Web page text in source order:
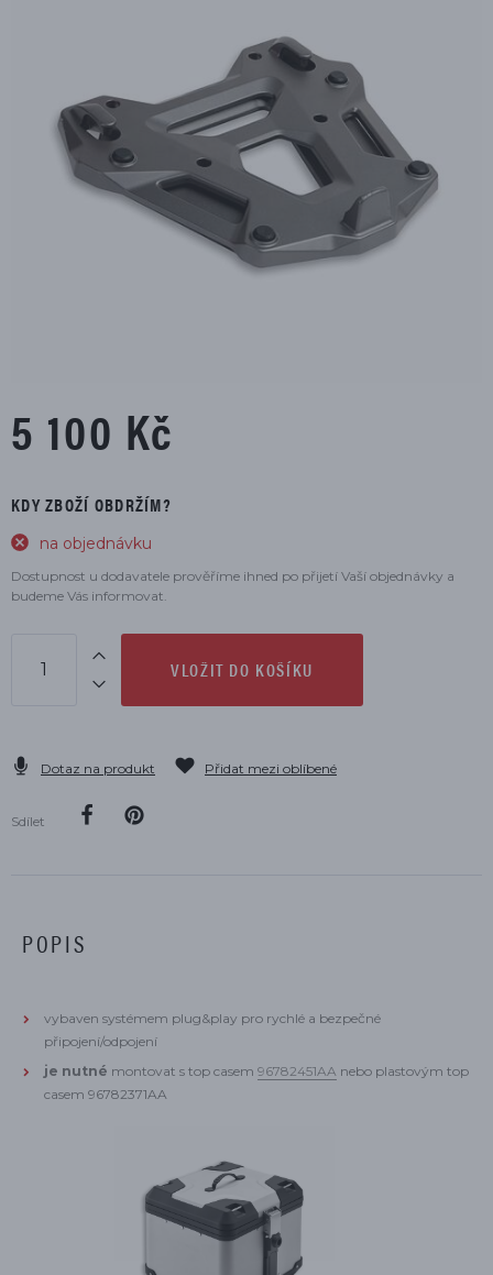
5 100 Kč
KDY ZBOŽÍ OBDRŽÍM?
na objednávku
Dostupnost u dodavatele prověříme ihned po přijetí Vaší objednávky a
budeme Vás informovat.
VLOŽIT DO KOŠÍKU
Dotaz na produkt Přidat mezi oblíbené
Sdílet
POPIS
vybaven systémem plug&play pro rychlé a bezpečné
připojení/odpojení
je nutné montovat s top casem 96782451AA nebo plastovým top
casem 96782371AA